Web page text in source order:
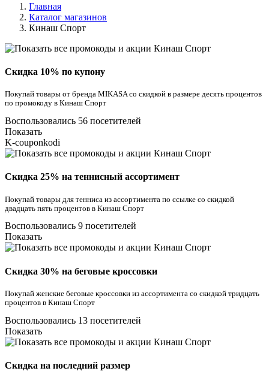
Главная
Каталог магазинов
Кинаш Спорт
Скидка 10% по купону
Покупай товары от бренда MIKASA со скидкой в размере десять процентов
по промокоду в Кинаш Спорт
Воспользовались 56 посетителей
Показать
K-couponkodi
Скидка 25% на теннисный ассортимент
Покупай товары для тенниса из ассортимента по ссылке со скидкой
двадцать пять процентов в Кинаш Спорт
Воспользовались 9 посетителей
Показать
Скидка 30% на беговые кроссовки
Покупай женские беговые кроссовки из ассортимента со скидкой тридцать
процентов в Кинаш Спорт
Воспользовались 13 посетителей
Показать
Скидка на последний размер